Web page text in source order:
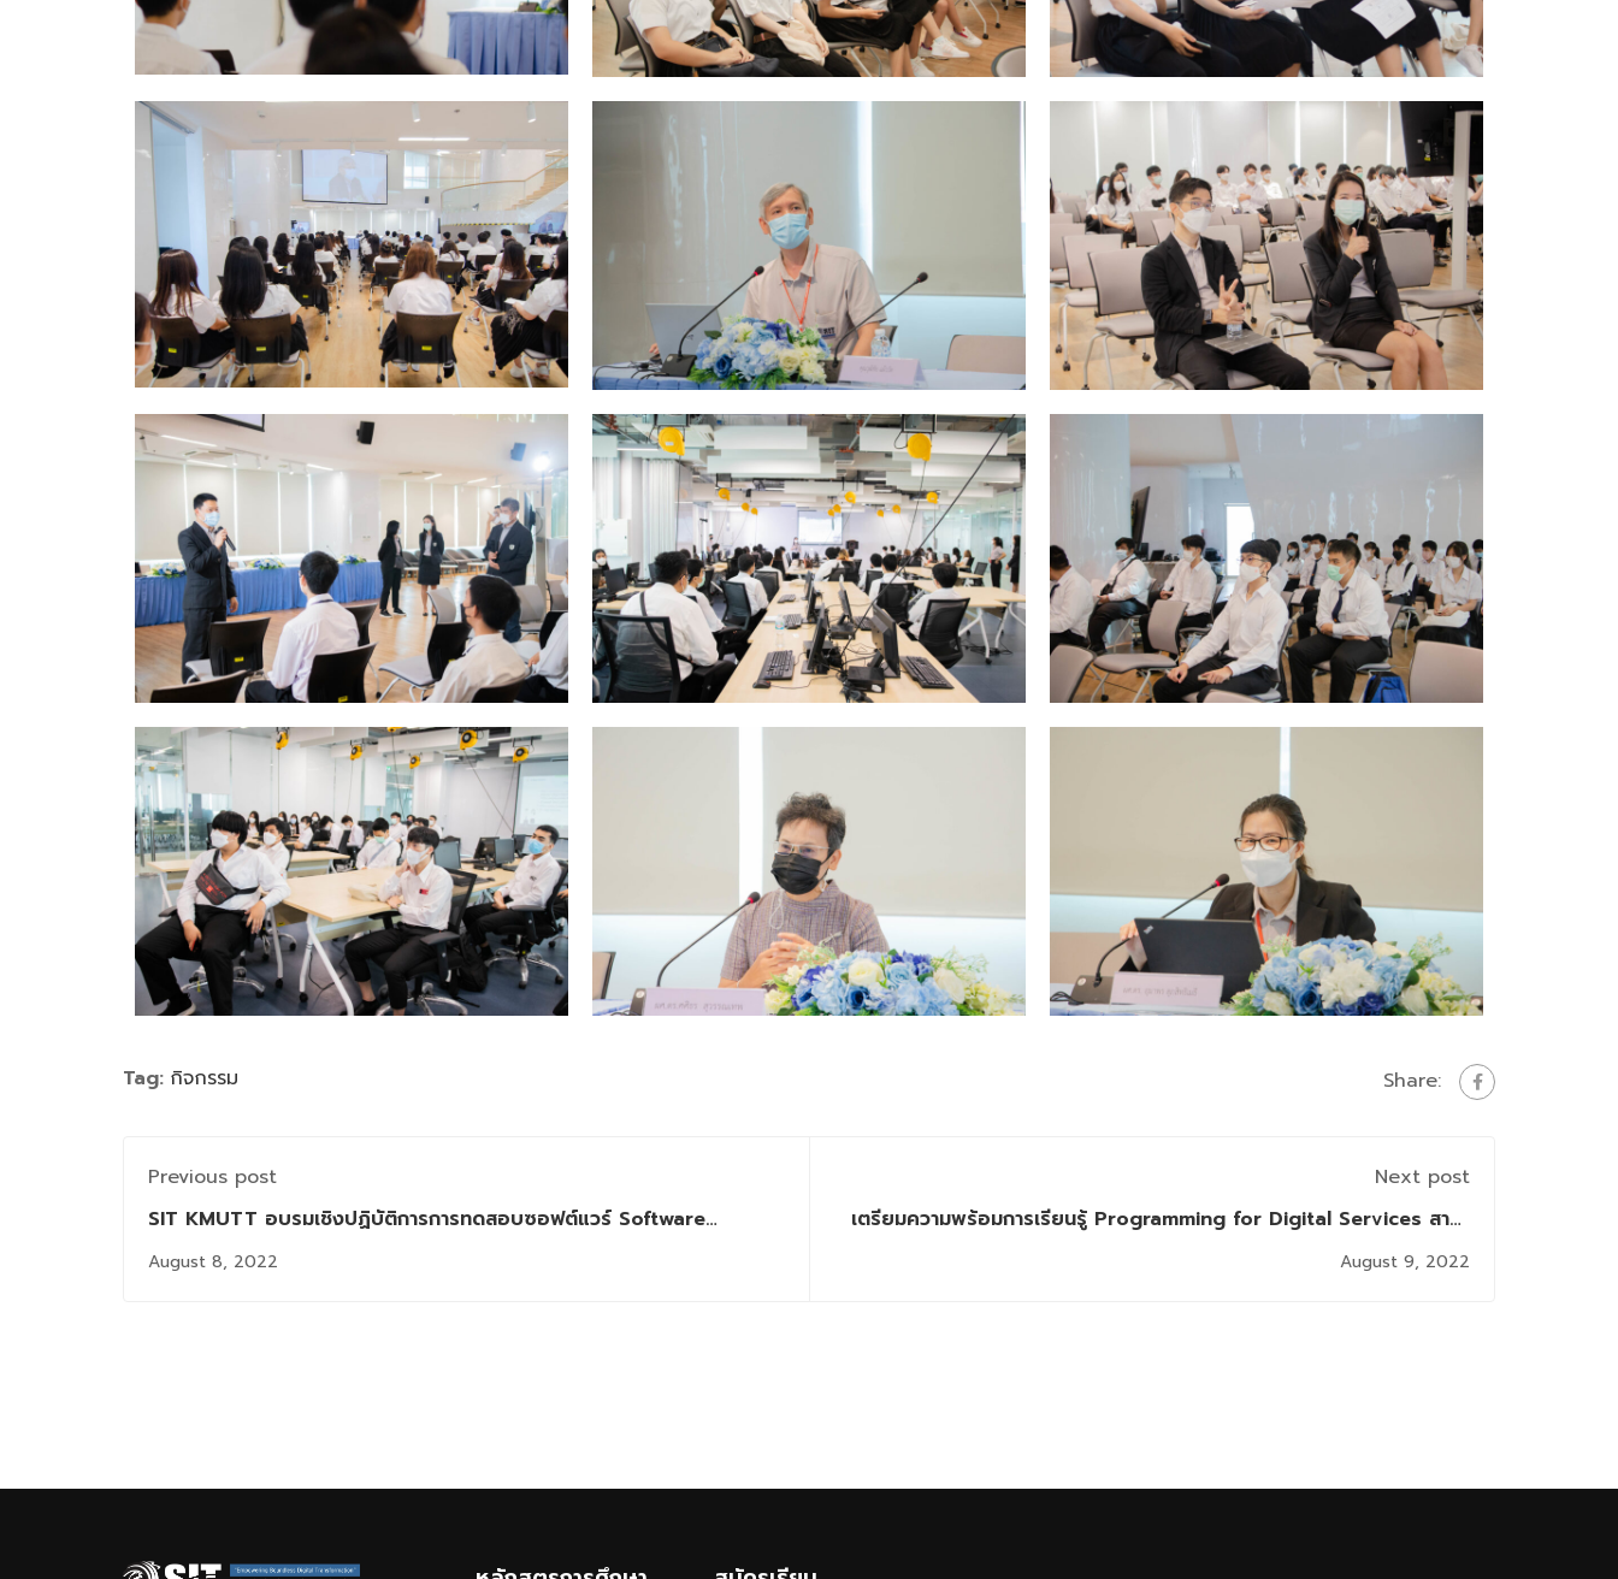
Tag: กิจกรรม Share:
Previous post
SIT KMUTT อบรมเชิงปฏิบัติการการทดสอบซอฟต์แวร์ Software
Testing โครงการบัณฑิตพันธุ์ใหม่
August 8, 2022
Next post
เตรียมความพร้อมการเรียนรู้ Programming for Digital Services สาขา
วิชานวัตกรรมบริการดิจิทัล (DSI)
August 9, 2022